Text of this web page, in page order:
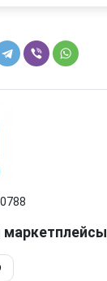
маркетплейсы